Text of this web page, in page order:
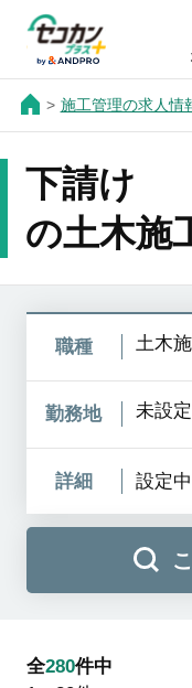
施工管理の求人情
下請け
の土木施
職種 土木
勤務地 未設定
詳細 設定中
全280件中